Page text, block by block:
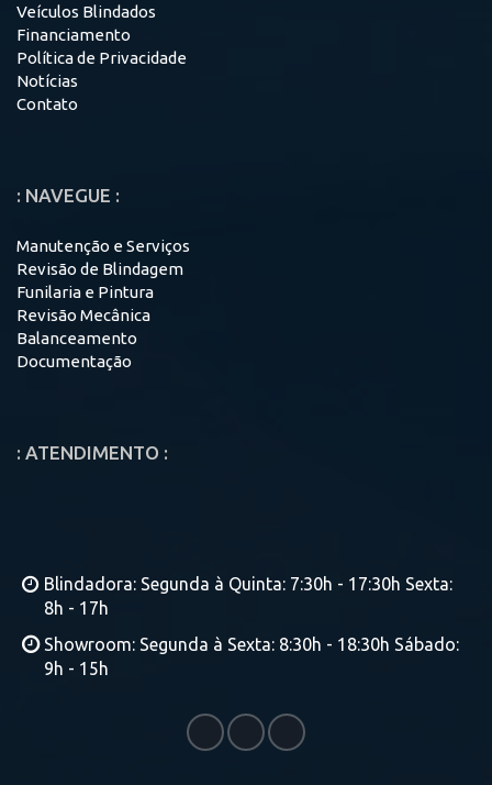
Veículos Blindados
Financiamento
Política de Privacidade
Notícias
Contato
: NAVEGUE :
Manutenção e Serviços
Revisão de Blindagem
Funilaria e Pintura
Revisão Mecânica
Balanceamento
Documentação
: ATENDIMENTO :
Blindadora: Segunda à Quinta: 7:30h - 17:30h Sexta:
8h - 17h
Showroom: Segunda à Sexta: 8:30h - 18:30h Sábado:
9h - 15h